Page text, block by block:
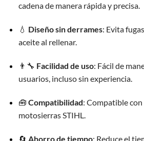
cadena de manera rápida y precisa.
💧 Diseño sin derrames: Evita
aceite al rellenar.
👨‍🔧 Facilidad de uso: Fácil de
usuarios, incluso sin experiencia.
🧰 Compatibilidad: Compatible
motosierras STIHL.
🔄 Ahorro de tiempo: Reduce el